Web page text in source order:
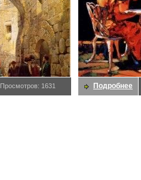
Просмотров: 1631 Подробнее